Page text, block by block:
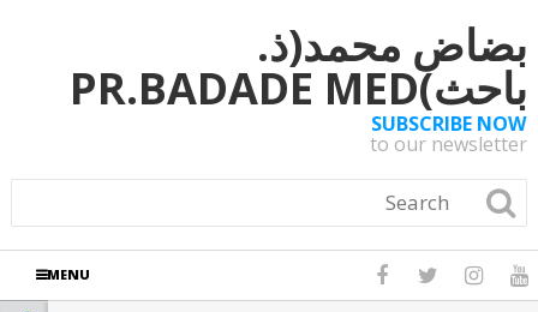
بضاض محمد(ذ.
باحث)PR.BADADE MED
SUBSCRIBE NOW
to our newsletter
MENU